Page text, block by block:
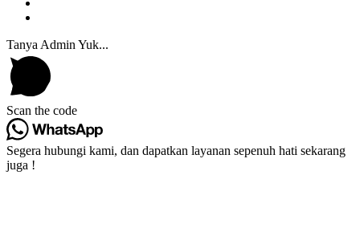
Tanya Admin Yuk...
Scan the code
Segera hubungi kami, dan dapatkan layanan sepenuh hati sekarang
juga !